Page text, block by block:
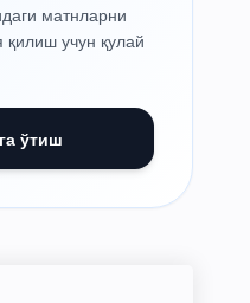
матнларни
учун қулай
ўтиш